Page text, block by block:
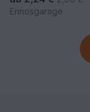
Ennosgarage